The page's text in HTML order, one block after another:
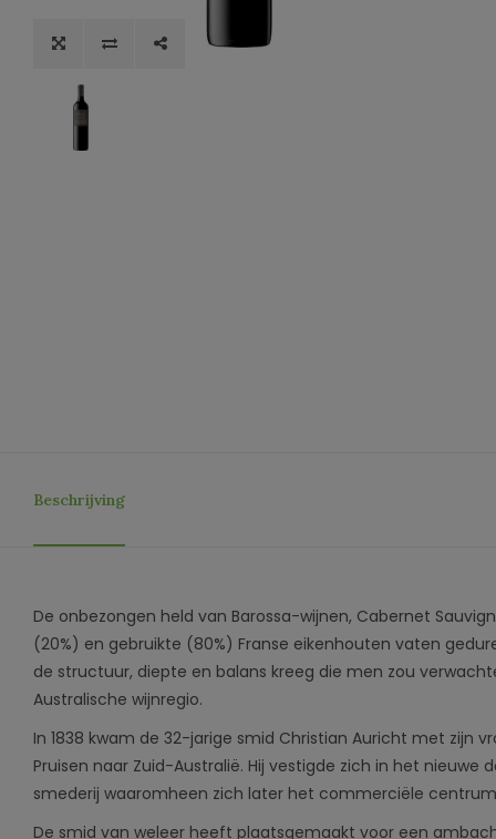
Beschrijving
De onbezongen held van Barossa-wijnen, Cabernet
(20%) en gebruikte (80%) Franse eikenhouten vaten
de structuur, diepte en balans kreeg die men zou
Australische wijnregio.
In 1838 kwam de 32-jarige smid Christian Auricht met zijn
Pruisen naar Zuid-Australië. Hij vestigde zich in het nieuwe
smederij waaromheen zich later het commerciële
De smid van weleer heeft plaatsgemaakt voor een